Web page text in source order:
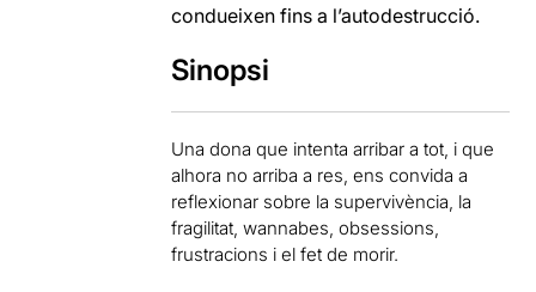
condueixen fins a l’autodestrucció.
Sinopsi
Una dona que intenta arribar a tot, i que
alhora no arriba a res, ens convida a
reflexionar sobre la supervivència, la
fragilitat, wannabes, obsessions,
frustracions i el fet de morir.